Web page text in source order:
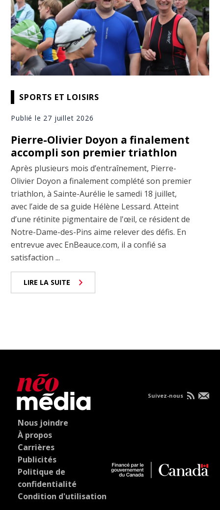
SPORTS ET LOISIRS
Publié le 27 juillet 2026
Pierre-Olivier Doyon a finalement
accompli son premier triathlon
Après plusieurs mois d’entraînement, Pierre-
Olivier Doyon a finalement complété son premier
triathlon, à Sainte-Aurélie le samedi 18 juillet,
avec l’aide de sa guide Hélène Lessard. Atteint
d’une rétinite pigmentaire de l'œil, ce résident de
Notre-Dame-des-Pins aime relever des défis. En
entrevue avec EnBeauce.com, il a confié sa
satisfaction ...
LIRE LA SUITE
Nous joindre
À propos
Carrières
Publicités
Politique de
confidentialité
Condition d'utilisation
Suivez-nous